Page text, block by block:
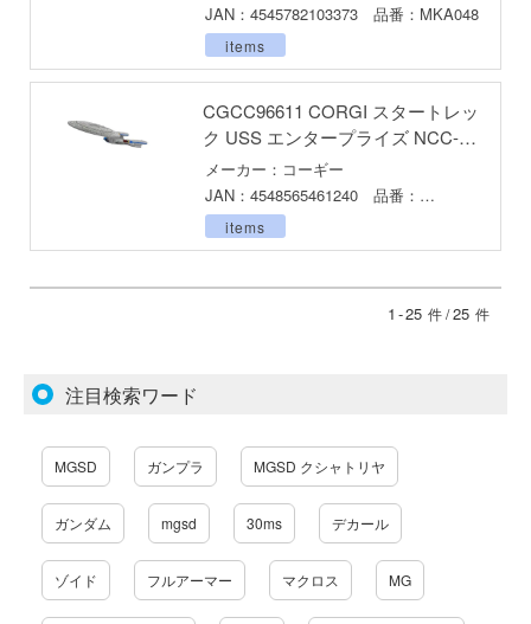
JAN：4545782103373 品番：MKA048
items
CGCC96611 CORGI スタートレッ
ク USS エンタープライズ NCC-
1701-D （The Next Generation）
メーカー：コーギー
JAN：4548565461240 品番：
CGCC96611
items
1 -25 件 /25 件
注目検索ワード
MGSD ガンプラ MGSD クシャトリヤ
ガンダム mgsd 30ms デカール
ゾイド フルアーマー マクロス MG
ちのメイドラゴン
花嫁
バード
OF FIGHTERS
FANTASY(サーティ ミニッツ ファン